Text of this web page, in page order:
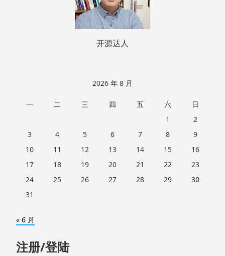
开源达人
2026 年 8 月
一 二 三 四 五 六
日
1
2
3
4 5 6 7 8
9
10
11 12 13 14 15
16
17
18 19 20 21 22
23
24
25 26 27 28 29
30
31
« 6 月
注册/登陆